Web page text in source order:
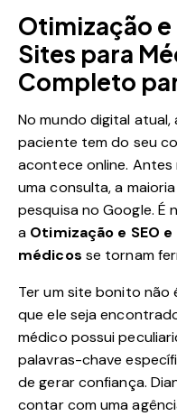
Otimização e
Sites para
Completo
No mundo digital atual,
paciente tem do seu
acontece online.
uma consulta, a
pesquisa no Google. É
a Otimização e SEO
médicos se tornam
Ter um site bonito não
que ele seja
médico possui
palavras-chave
de gerar confiança.
contar com uma